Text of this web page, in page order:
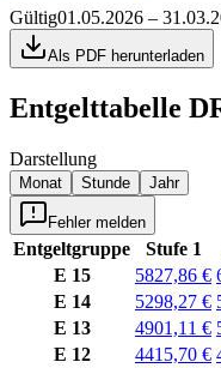
Gültig01.05.2026 –
Als PDF herunterladen
Entgelttabelle
Darstellung
Monat Stunde Jahr
Fehler melden
Entgeltgruppe Stufe 1
E 15
5827,86 €
E 14
5298,27 €
E 13
4901,11 €
E 12
4415,70 €